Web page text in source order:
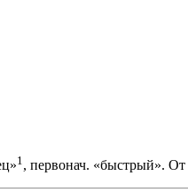
1 , первонач. «быстрый». От